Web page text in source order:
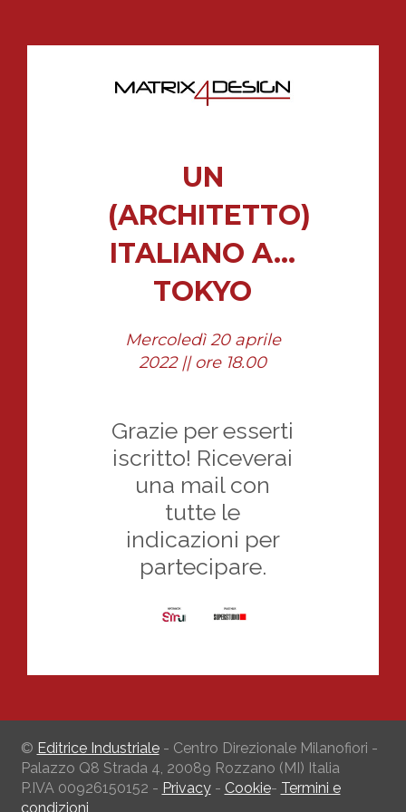
UN
(ARCHITETTO)
ITALIANO A…
TOKYO
Mercoledì 20 aprile
2022 || ore 18.00
Grazie per esserti
iscritto! Riceverai
una mail con
tutte le
indicazioni per
partecipare.
© Editrice Industriale- Centro Direzionale Milanofiori -
Palazzo Q8 Strada 4, 20089 Rozzano (MI) Italia
P.IVA 00926150152 - Privacy- Cookie- Termini e
condizioni